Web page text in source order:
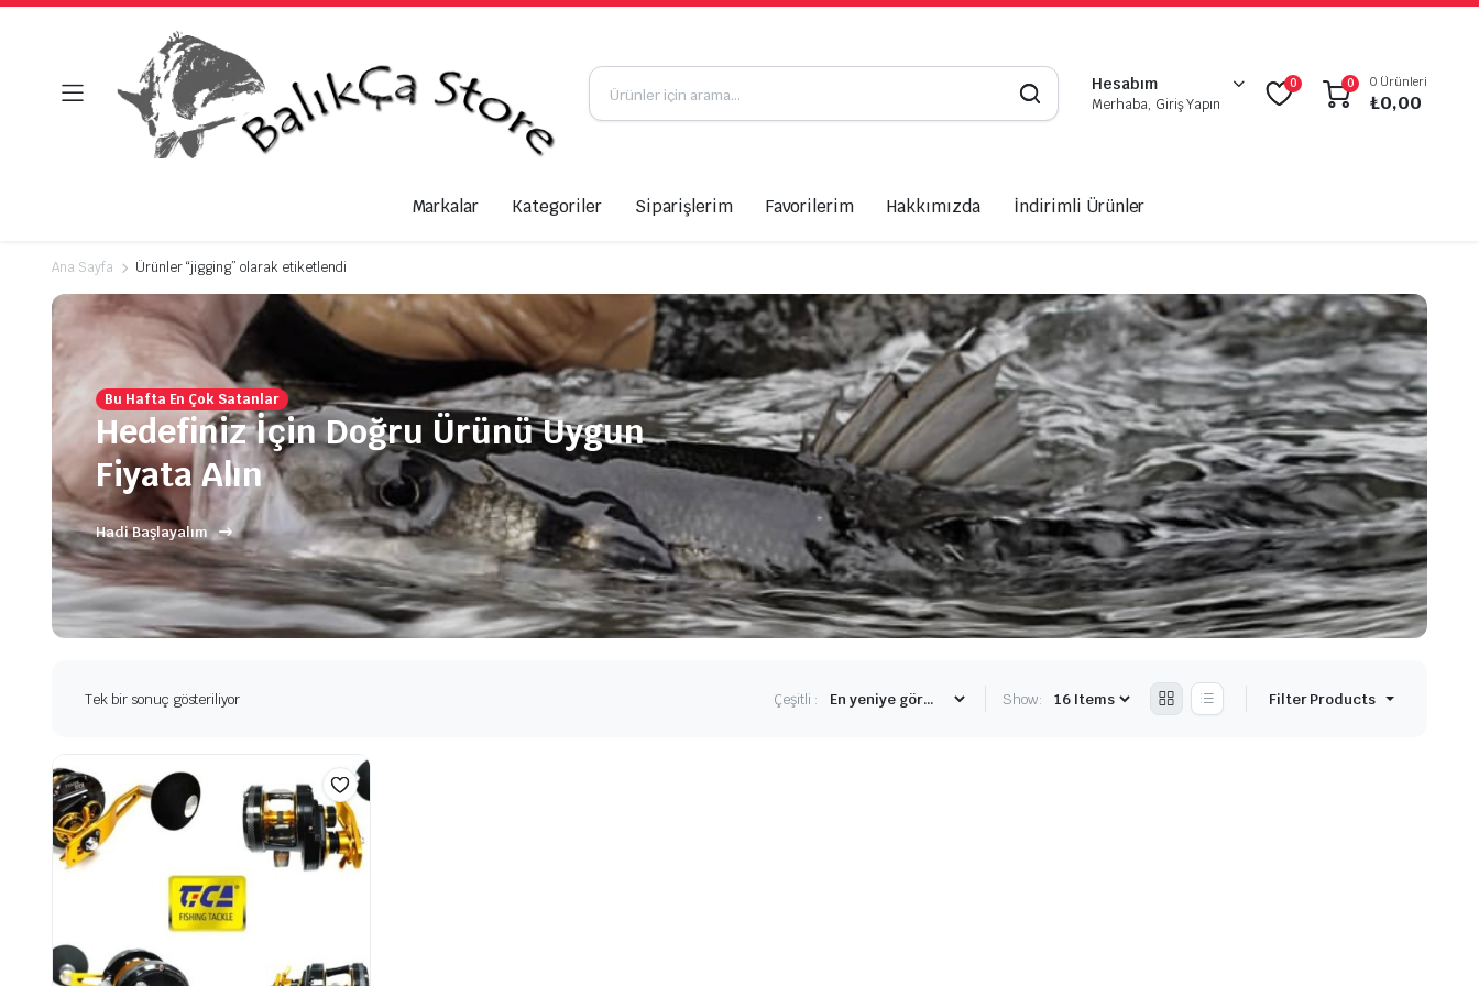
Hesabım
Merhaba, Giriş Yapın
0 0 0 Ürünleri
₺0,00
Markalar Kategoriler Siparişlerim Favorilerim Hakkımızda İndirimli Ürünler
Ana Sayfa Ürünler “jigging” olarak etiketlendi
Bu Hafta En Çok Satanlar
Hedefiniz İçin Doğru Ürünü Uygun
Fiyata Alın
Hadi Başlayalım
Tek bir sonuç gösteriliyor Çeşitli : Show: Filter Products